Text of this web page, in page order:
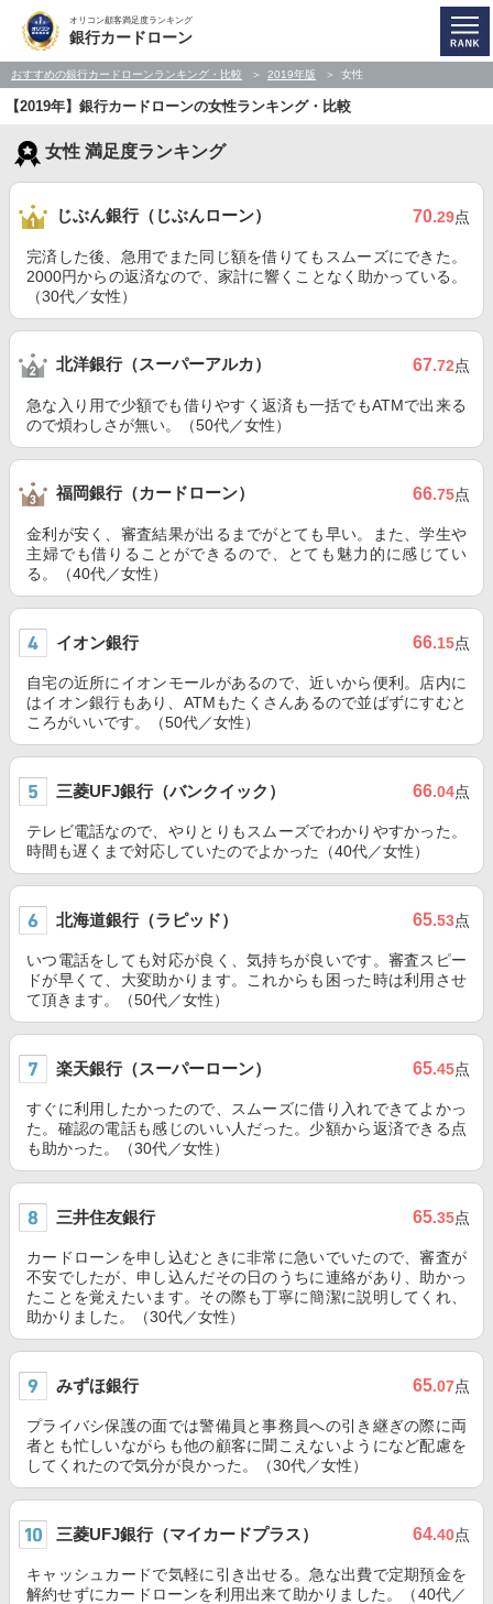
オリコン顧客満足度ランキング
銀行カードローン
おすすめの銀行カードローンランキング・比較 2019年版 女性
【2019年】銀行カードローンの女性ランキング・比較
女性 満足度ランキング
じぶん銀行（じぶんローン） 70.29点
完済した後、急用でまた同じ額を借りてもスムーズにできた。
2000円からの返済なので、家計に響くことなく助かっている。
（30代／女性）
北洋銀行（スーパーアルカ） 67.72点
急な入り用で少額でも借りやすく返済も一括でもATMで出来る
ので煩わしさが無い。（50代／女性）
福岡銀行（カードローン） 66.75点
金利が安く、審査結果が出るまでがとても早い。また、学生や
主婦でも借りることができるので、とても魅力的に感じてい
る。（40代／女性）
イオン銀行 66.15点
自宅の近所にイオンモールがあるので、近いから便利。店内に
はイオン銀行もあり、ATMもたくさんあるので並ばずにすむと
ころがいいです。（50代／女性）
三菱UFJ銀行（バンクイック） 66.04点
テレビ電話なので、やりとりもスムーズでわかりやすかった。
時間も遅くまで対応していたのでよかった（40代／女性）
北海道銀行（ラピッド） 65.53点
いつ電話をしても対応が良く、気持ちが良いです。審査スピー
ドが早くて、大変助かります。これからも困った時は利用させ
て頂きます。（50代／女性）
楽天銀行（スーパーローン） 65.45点
すぐに利用したかったので、スムーズに借り入れできてよかっ
た。確認の電話も感じのいい人だった。少額から返済できる点
も助かった。（30代／女性）
三井住友銀行 65.35点
カードローンを申し込むときに非常に急いでいたので、審査が
不安でしたが、申し込んだその日のうちに連絡があり、助かっ
たことを覚えたいます。その際も丁寧に簡潔に説明してくれ、
助かりました。（30代／女性）
みずほ銀行 65.07点
プライバシ保護の面では警備員と事務員への引き継ぎの際に両
者とも忙しいながらも他の顧客に聞こえないようになど配慮を
してくれたので気分が良かった。（30代／女性）
三菱UFJ銀行（マイカードプラス） 64.40点
キャッシュカードで気軽に引き出せる。急な出費で定期預金を
解約せずにカードローンを利用出来て助かりました。（40代／